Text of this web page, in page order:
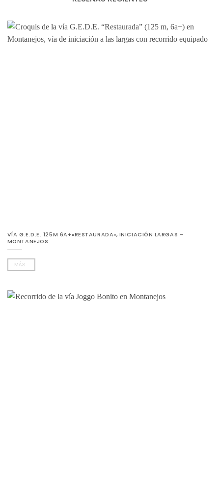
VÍA G.E.D.E. 125M 6A+»RESTAURADA», INICIACIÓN LARGAS –
MONTANEJOS
MÁS...